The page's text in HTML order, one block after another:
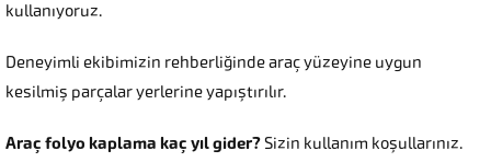
kullanıyoruz.
Deneyimli ekibimizin rehberliğinde araç yüzeyine uygun
kesilmiş parçalar yerlerine yapıştırılır.
Araç folyo kaplama kaç yıl gider?Sizin kullanım koşullarınız.